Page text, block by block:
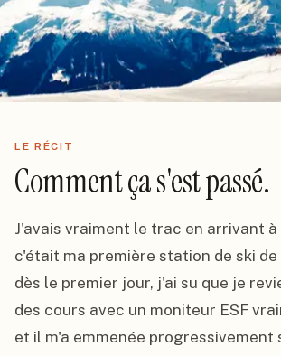
LE RÉCIT
Comment ça s'est passé.
J'avais vraiment le trac en arrivant à
c'était ma première station de ski de
dès le premier jour, j'ai su que je
des cours avec un moniteur ESF
et il m'a emmenée progressivement